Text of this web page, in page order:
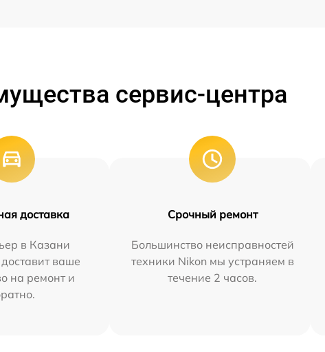
сервис-центра
доставка
в Казани
ваше
на ремонт и
Срочный ремонт
Большинство неисправностей
техники Nikon мы устраняем в
течение 2 часов.